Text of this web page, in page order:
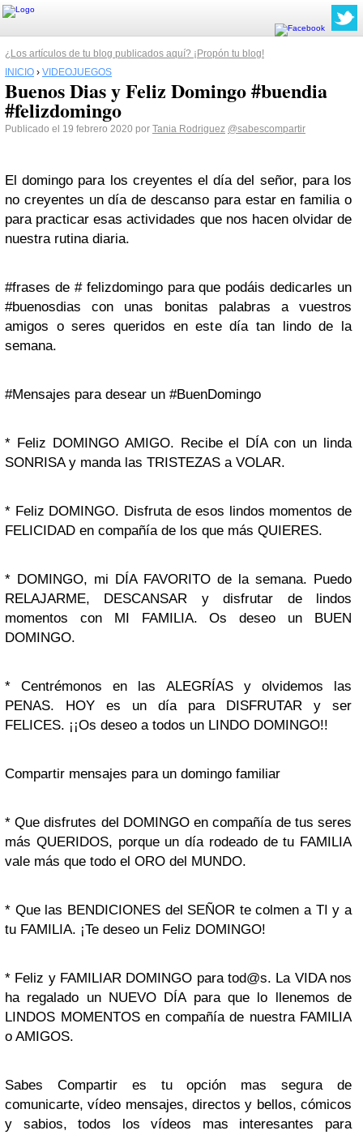
¿Los artículos de tu blog publicados aquí? ¡Propón tu blog!
INICIO › VIDEOJUEGOS
Buenos Dias y Feliz Domingo #buendia
#felizdomingo
Publicado el 19 febrero 2020 por Tania Rodriguez @sabescompartir
El domingo para los creyentes el día del señor, para los
no creyentes un día de descanso para estar en familia o
para practicar esas actividades que nos hacen olvidar de
nuestra rutina diaria.
#frases de # felizdomingo para que podáis dedicarles un
#buenosdias con unas bonitas palabras a vuestros
amigos o seres queridos en este día tan lindo de la
semana.
#Mensajes para desear un #BuenDomingo
* Feliz DOMINGO AMIGO. Recibe el DÍA con un linda
SONRISA y manda las TRISTEZAS a VOLAR.
* Feliz DOMINGO. Disfruta de esos lindos momentos de
FELICIDAD en compañía de los que más QUIERES.
* DOMINGO, mi DÍA FAVORITO de la semana. Puedo
RELAJARME, DESCANSAR y disfrutar de lindos
momentos con MI FAMILIA. Os deseo un BUEN
DOMINGO.
* Centrémonos en las ALEGRÍAS y olvidemos las
PENAS. HOY es un día para DISFRUTAR y ser
FELICES. ¡¡Os deseo a todos un LINDO DOMINGO!!
Compartir mensajes para un domingo familiar
* Que disfrutes del DOMINGO en compañía de tus seres
más QUERIDOS, porque un día rodeado de tu FAMILIA
vale más que todo el ORO del MUNDO.
* Que las BENDICIONES del SEÑOR te colmen a TI y a
tu FAMILIA. ¡Te deseo un Feliz DOMINGO!
* Feliz y FAMILIAR DOMINGO para tod@s. La VIDA nos
ha regalado un NUEVO DÍA para que lo llenemos de
LINDOS MOMENTOS en compañía de nuestra FAMILIA
o AMIGOS.
Sabes Compartir es tu opción mas segura de
comunicarte, vídeo mensajes, directos y bellos, cómicos
y sabios, todos los vídeos mas interesantes para